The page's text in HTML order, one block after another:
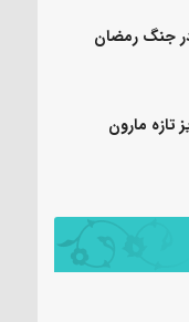
جنگ رمضان
تازه مارون